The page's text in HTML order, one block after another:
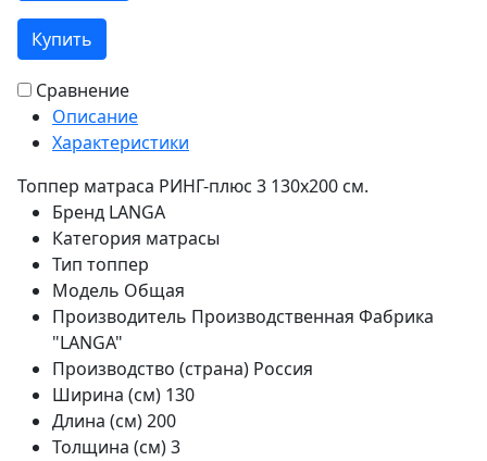
Купить
Сравнение
Описание
Характеристики
Топпер матраса РИНГ-плюс 3 130х200 см.
Бренд LANGA
Категория матрасы
Тип топпер
Модель Общая
Производитель Производственная Фабрика
"LANGA"
Производство (страна) Россия
Ширина (см) 130
Длина (см)200
Толщина (см)3